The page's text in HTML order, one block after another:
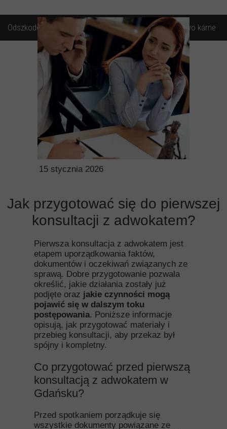
15 stycznia 2026
Jak przygotować się do pierwszej
konsultacji z adwokatem?
Pierwsza konsultacja z adwokatem jest
etapem uporządkowania faktów,
dokumentów i oczekiwań związanych ze
sprawą. Dobre przygotowanie pozwala
określić, jakie działania zostały już
podjęte oraz jakie czynności mogą
pojawić się w dalszym toku
postępowania. Poniższe informacje
opisują, jak przygotować materiały i
przebieg konsultacji, aby przekaz był
spójny i kompletny.
Co przygotować przed pierwszą
konsultacją z adwokatem w
Gdańsku?
Przed spotkaniem porządkuje się
wszystkie dokumenty powiązane ze
Rezerwuj termin
Umów się na spotkanie z nami:
Odszkodowania Rozwody, alimenty Prawo karne